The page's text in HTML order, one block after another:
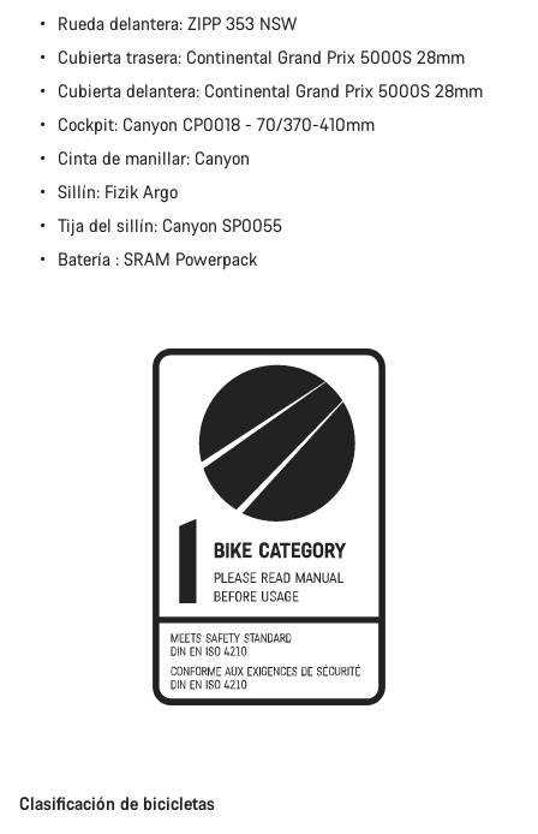
Rueda delantera: ZIPP 353 NSW
Cubierta trasera: Continental Grand Prix 5000S 28mm
Cubierta delantera: Continental Grand Prix 5000S 28mm
Cockpit: Canyon CP0018 - 70/370-410mm
Cinta de manillar: Canyon
Sillín: Fizik Argo
Tija del sillín: Canyon SP0055
Batería : SRAM Powerpack
Clasificación de bicicletas